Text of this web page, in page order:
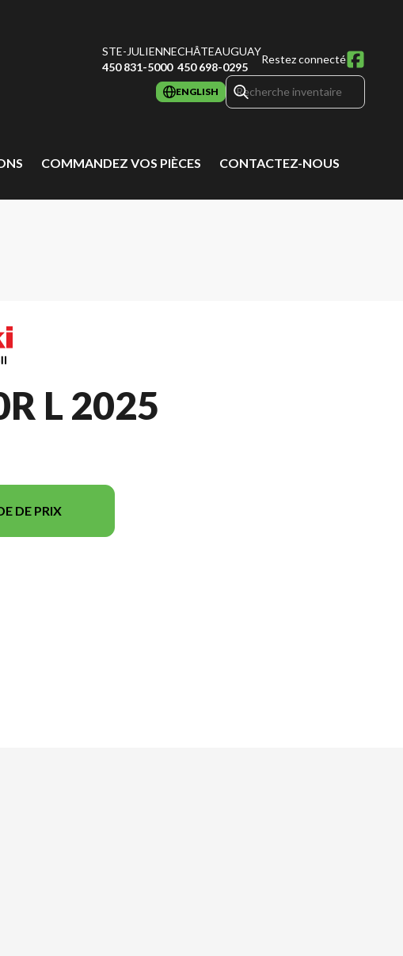
STE-JULIENNE
450 831-5000
CHÂTEAUGUAY
450 698-0295
Restez connecté
ENGLISH
COMMANDEZ VOS PIÈCES CONTACTEZ-NOUS
L 2025
DE PRIX